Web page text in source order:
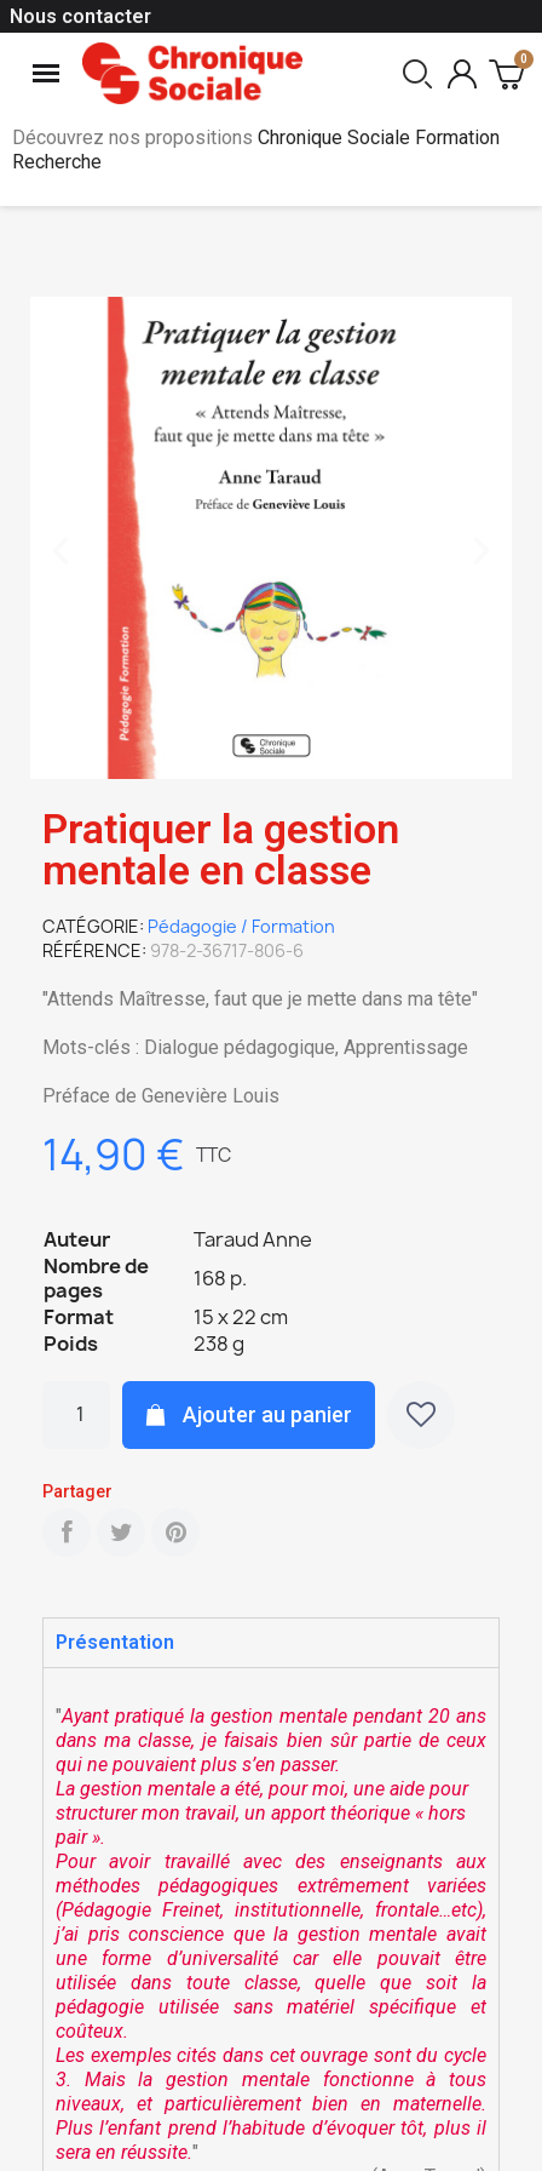
Nous contacter
Découvrez nos propositions Chronique Sociale Formation
Recherche
Pratiquer la gestion
mentale en classe
CATÉGORIE Pédagogie / Formation
RÉFÉRENCE 978-2-36717-806-6
"Attends Maîtresse, faut que je mette dans ma tête"
Mots-clés : Dialogue pédagogique, Apprentissage
Préface de Genevière Louis
14,90 € TTC
Auteur
Taraud Anne
Nombre de
pages
168 p.
Format
15 x 22 cm
Poids
238 g
Ajouter au panier
Partager
Présentation
"Ayant pratiqué la gestion mentale pendant 20 ans
dans ma classe, je faisais bien sûr partie de ceux
qui ne pouvaient plus s’en passer.
La gestion mentale a été, pour moi, une aide pour
structurer mon travail, un apport théorique « hors
pair ».
Pour avoir travaillé avec des enseignants aux
méthodes pédagogiques extrêmement variées
(Pédagogie Freinet, institutionnelle, frontale…etc),
j’ai pris conscience que la gestion mentale avait
une forme d’universalité car elle pouvait être
utilisée dans toute classe, quelle que soit la
pédagogie utilisée sans matériel spécifique et
coûteux.
Les exemples cités dans cet ouvrage sont du cycle
3. Mais la gestion mentale fonctionne à tous
niveaux, et particulièrement bien en maternelle.
Plus l’enfant prend l’habitude d’évoquer tôt, plus il
sera en réussite."